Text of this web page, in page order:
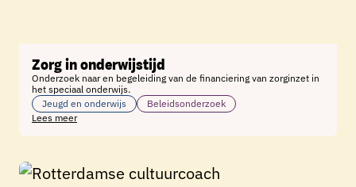
Zorg in onderwijstijd
Onderzoek naar en begeleiding van de financiering van zorginzet in
het speciaal onderwijs.
Jeugd en onderwijs
Beleidsonderzoek
Lees meer